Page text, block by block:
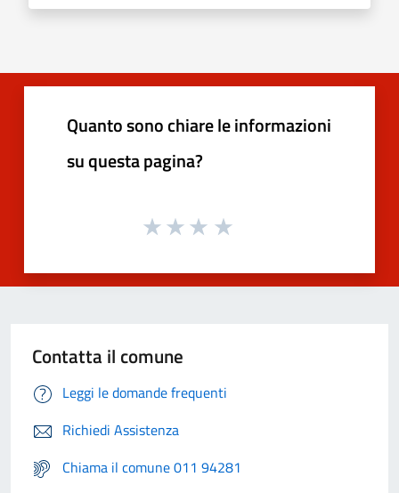
Quanto sono chiare le informazioni
su questa pagina?
Contatta il comune
Leggi le domande frequenti
Richiedi Assistenza
Chiama il comune 011 94281